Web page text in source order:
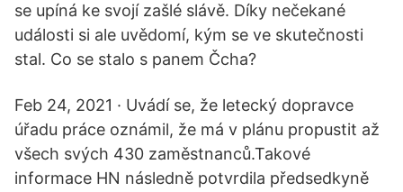
se upíná ke svojí zašlé slávě. Díky nečekané
události si ale uvědomí, kým se ve skutečnosti
stal. Co se stalo s panem Čcha?
Feb 24, 2021 · Uvádí se, že letecký dopravce
úřadu práce oznámil, že má v plánu propustit až
všech svých 430 zaměstnanců.Takové
informace HN následně potvrdila předsedkyně